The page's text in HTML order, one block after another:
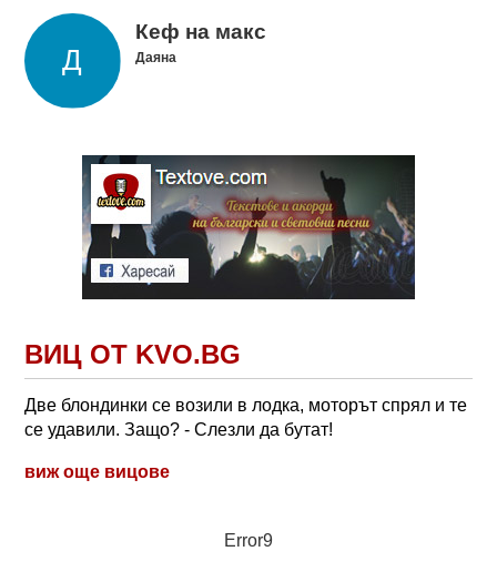
Кеф на макс
Даяна
ВИЦ ОТ KVO.BG
Две блондинки се возили в лодка, моторът спрял и те
се удавили. Защо? - Слезли да бутат!
виж още вицове
Error9